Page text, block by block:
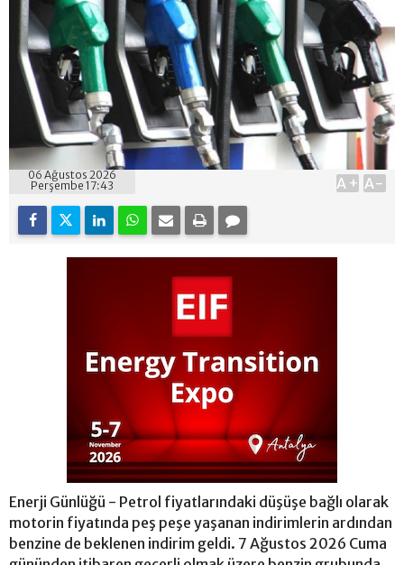
06 Ağustos 2026
Perşembe 17:43
A+ A-
Enerji Günlüğü - Petrol fiyatlarındaki düşüşe bağlı olarak
motorin fiyatında peş peşe yaşanan indirimlerin ardından
benzine de beklenen indirim geldi. 7 Ağustos 2026 Cuma